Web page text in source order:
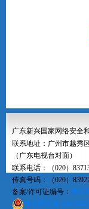
广东新兴国家网络安全
联系地址：广州市越秀
（广东电视台对面）
联系电话：（020）
传真号码：（020）
备案/许可证编号： 粤
粤公网安备